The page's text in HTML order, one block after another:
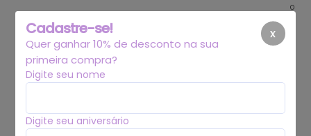
0
Início . Vestuário . Adulto . Feminino
x
Cadastre-se!
Quer ganhar 10% de desconto na sua
primeira compra?
Digite seu nome
Digite seu aniversário